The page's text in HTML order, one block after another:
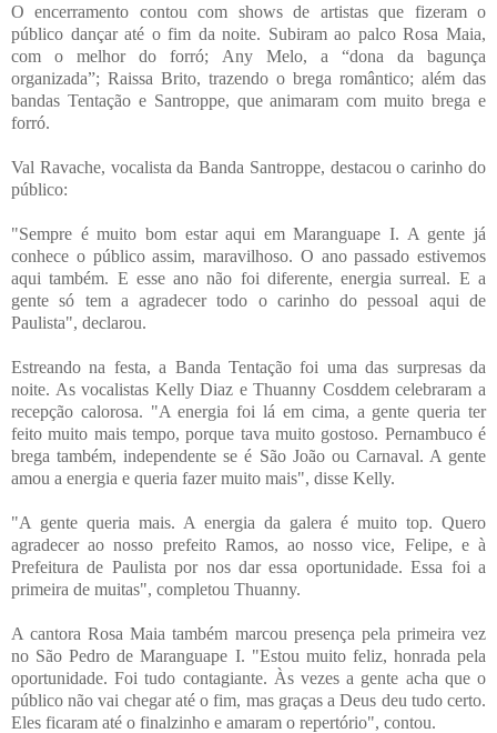
O encerramento contou com shows de artistas que fizeram o
público dançar até o fim da noite. Subiram ao palco Rosa Maia,
com o melhor do forró; Any Melo, a “dona da bagunça
organizada”; Raissa Brito, trazendo o brega romântico; além das
bandas Tentação e Santroppe, que animaram com muito brega e
forró.
Val Ravache, vocalista da Banda Santroppe, destacou o carinho do
público:
"Sempre é muito bom estar aqui em Maranguape I. A gente já
conhece o público assim, maravilhoso. O ano passado estivemos
aqui também. E esse ano não foi diferente, energia surreal. E a
gente só tem a agradecer todo o carinho do pessoal aqui de
Paulista", declarou.
Estreando na festa, a Banda Tentação foi uma das surpresas da
noite. As vocalistas Kelly Diaz e Thuanny Cosddem celebraram a
recepção calorosa. "A energia foi lá em cima, a gente queria ter
feito muito mais tempo, porque tava muito gostoso. Pernambuco é
brega também, independente se é São João ou Carnaval. A gente
amou a energia e queria fazer muito mais", disse Kelly.
"A gente queria mais. A energia da galera é muito top. Quero
agradecer ao nosso prefeito Ramos, ao nosso vice, Felipe, e à
Prefeitura de Paulista por nos dar essa oportunidade. Essa foi a
primeira de muitas", completou Thuanny.
A cantora Rosa Maia também marcou presença pela primeira vez
no São Pedro de Maranguape I. "Estou muito feliz, honrada pela
oportunidade. Foi tudo contagiante. Às vezes a gente acha que o
público não vai chegar até o fim, mas graças a Deus deu tudo certo.
Eles ficaram até o finalzinho e amaram o repertório", contou.